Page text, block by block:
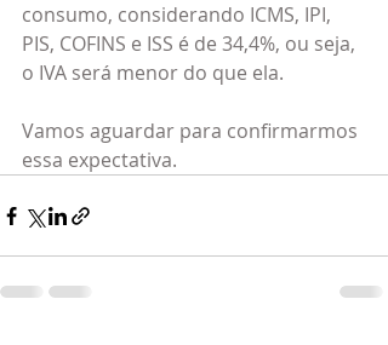
consumo, considerando ICMS, IPI,
PIS, COFINS e ISS é de 34,4%, ou seja,
o IVA será menor do que ela.
Vamos aguardar para confirmarmos
essa expectativa.